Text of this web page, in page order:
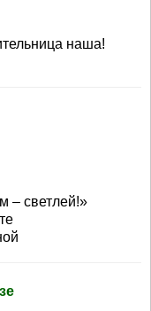
наша!
– светлей!»